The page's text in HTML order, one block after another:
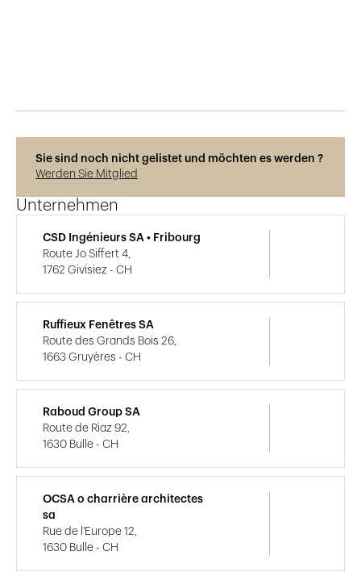
Sie sind noch nicht gelistet und möchten es werden ?
Werden Sie Mitglied
Unternehmen
CSD Ingénieurs SA • Fribourg
Route Jo Siffert 4,
1762 Givisiez - CH
Ruffieux Fenêtres SA
Route des Grands Bois 26,
1663 Gruyères - CH
Raboud Group SA
Route de Riaz 92,
1630 Bulle - CH
OCSA o charrière architectes
sa
Rue de l'Europe 12,
1630 Bulle - CH